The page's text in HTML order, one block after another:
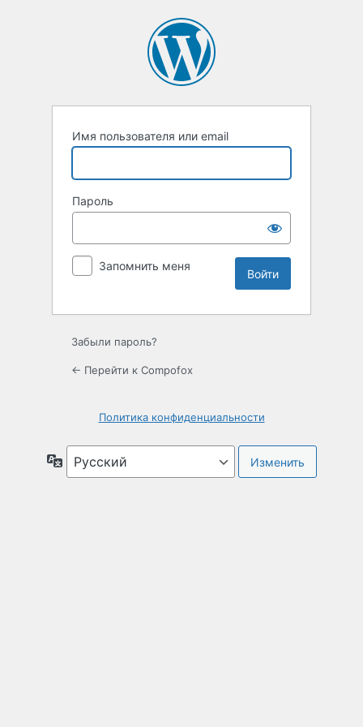
Имя пользователя или email
Пароль
Запомнить меня
Забыли пароль?
← Перейти к Compofox
Политика конфиденциальности
Язык